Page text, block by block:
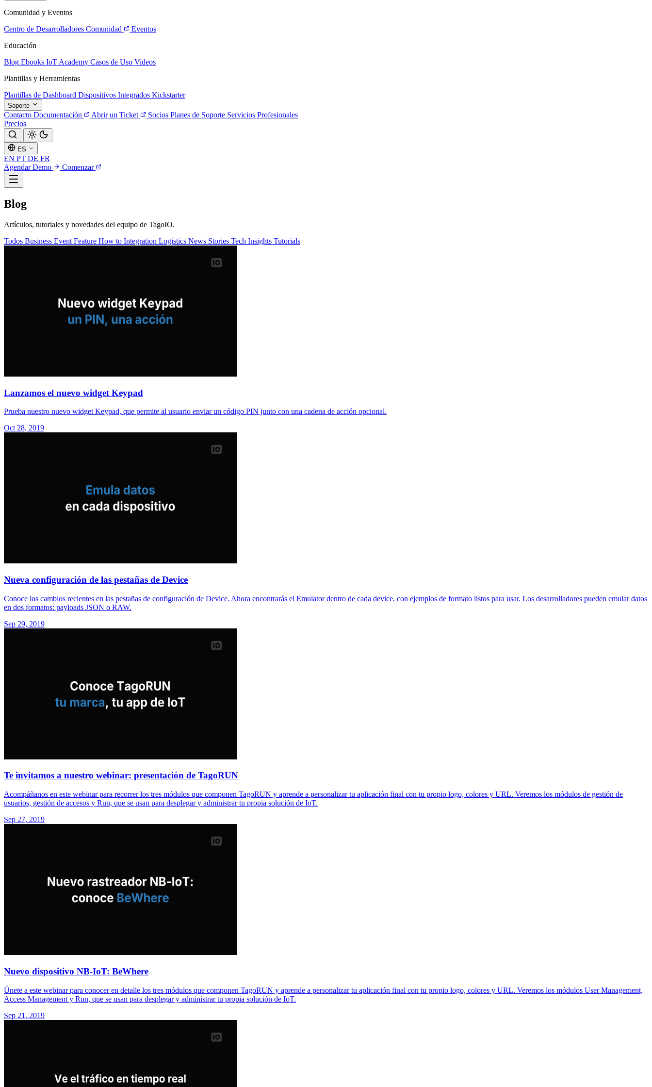
Comunidad y Eventos
Centro de Desarrolladores Comunidad
Eventos
Educación
Blog Ebooks IoT Academy Casos de Uso Videos
Plantillas y Herramientas
Plantillas de Dashboard Dispositivos Integrados Kickstarter
Soporte
Contacto Documentación Abrir un Ticket Socios Planes de Soporte Servicios Profesionales
Precios
ES
EN PT DE FR
Agendar Demo
Comenzar
Blog
Artículos, tutoriales y novedades del equipo de TagoIO.
Todos Business Event Feature How to Integration Logistics News Stories Tech Insights Tutorials
Lanzamos el nuevo widget Keypad
Prueba nuestro nuevo widget Keypad, que permite al usuario enviar un código PIN junto con una cadena de acción opcional.
Oct 28, 2019
Nueva configuración de las pestañas de Device
Conoce los cambios recientes en las pestañas de configuración de Device. Ahora encontrarás el Emulator dentro de cada device, con ejemplos de formato listos para usar. Los desarrolladores pueden emular datos
en dos formatos: payloads JSON o RAW.
Sep 29, 2019
Te invitamos a nuestro webinar: presentación de TagoRUN
Acompáñanos en este webinar para recorrer los tres módulos que componen TagoRUN y aprende a personalizar tu aplicación final con tu propio logo, colores y URL. Veremos los módulos de gestión de
usuarios, gestión de accesos y Run, que se usan para desplegar y administrar tu propia solución de IoT.
Sep 27, 2019
Nuevo dispositivo NB-IoT: BeWhere
Únete a este webinar para conocer en detalle los tres módulos que componen TagoRUN y aprende a personalizar tu aplicación final con tu propio logo, colores y URL. Veremos los módulos User Management,
Access Management y Run, que se usan para desplegar y administrar tu propia solución de IoT.
Sep 21, 2019